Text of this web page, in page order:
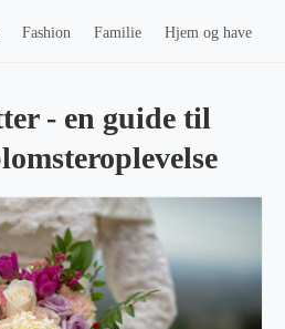
Fashion Familie Hjem og have
- en guide til